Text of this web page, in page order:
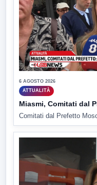
6 AGOSTO 2026
ATTUALITÀ
Miasmi, Comitati dal
Comitati dal Prefetto